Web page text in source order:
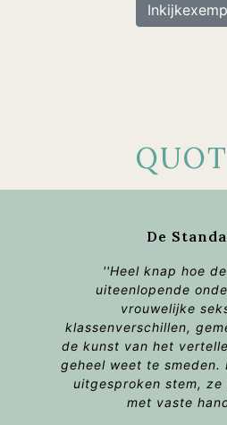
De
''Heel knap hoe
uiteenlopende
vrouwelijke
klassenverschillen,
de kunst van het
geheel weet te smeden.
uitgesproken stem,
met vaste